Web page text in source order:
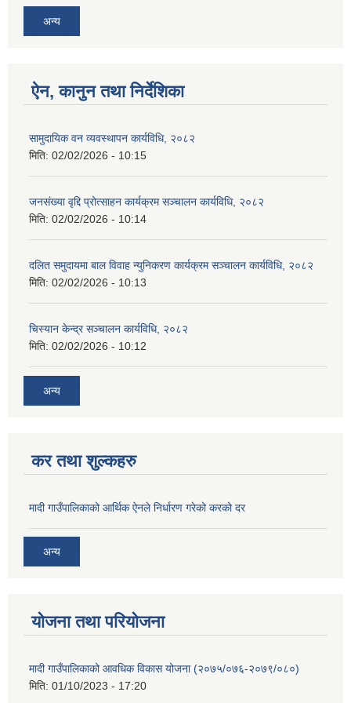
अन्य
ऐन, कानुन तथा निर्देशिका
सामुदायिक वन व्यवस्थापन कार्यविधि, २०८२
मिति: 02/02/2026 - 10:15
जनसंख्या वृद्दि प्रोत्साहन कार्यक्रम सञ्‍चालन कार्यविधि, २०८२
मिति: 02/02/2026 - 10:14
दलित समुदायमा बाल विवाह न्युनिकरण कार्यक्रम सञ्‍चालन कार्यविधि, २०८२
मिति: 02/02/2026 - 10:13
चिस्यान केन्द्र सञ्‍चालन कार्यविधि, २०८२
मिति: 02/02/2026 - 10:12
अन्य
कर तथा शुल्कहरु
मादी गाउँपालिकाको आर्थिक ऐनले निर्धारण गरेको करको दर
अन्य
योजना तथा परियोजना
मादी गाउँपालिकाको आवधिक विकास योजना (२०७५/०७६-२०७९/०८०)
मिति: 01/10/2023 - 17:20